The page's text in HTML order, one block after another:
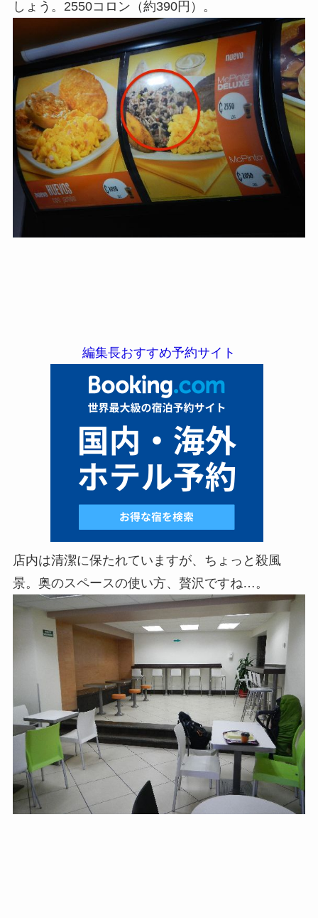
しょう。2550コロン（約390円）。
編集長おすすめ予約サイト
店内は清潔に保たれていますが、ちょっと殺風
景。奥のスペースの使い方、贅沢ですね…。